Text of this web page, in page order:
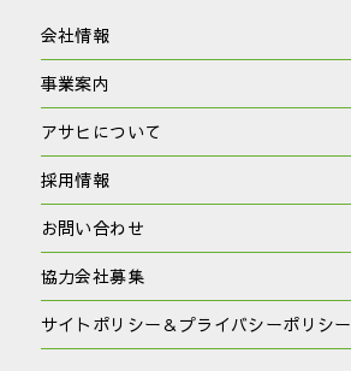
会社情報
事業案内
アサヒについて
採用情報
お問い合わせ
協力会社募集
サイトポリシー＆プライバシーポリシー